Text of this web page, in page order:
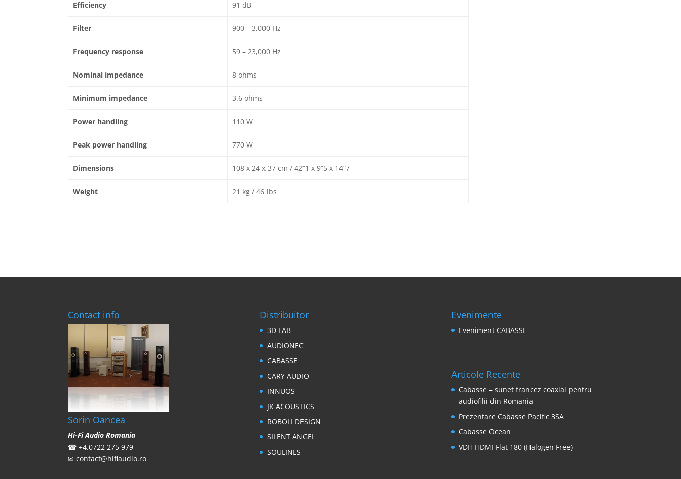
Efficiency 91 dB
Filter 900 – 3,000 Hz
Frequency response 59 – 23,000 Hz
Nominal impedance 8 ohms
Minimum impedance 3.6 ohms
Power handling 110 W
Peak power handling 770 W
Dimensions 108 x 24 x 37 cm / 42“1 x 9“5 x 14“7
Weight 21 kg / 46 lbs
Contact info
Sorin Oancea
Hi-Fi Audio Romania
☎+4.0722 275 979
✉contact@hifiaudio.ro
Distribuitor
3D LAB
AUDIONEC
CABASSE
CARY AUDIO
INNUOS
JK ACOUSTICS
ROBOLI DESIGN
SILENT ANGEL
SOULINES
Evenimente
Eveniment CABASSE
Articole Recente
Cabasse – sunet francez coaxial pentru
audiofilii din Romania
Prezentare Cabasse Pacific 3SA
Cabasse Ocean
VDH HDMI Flat 180 (Halogen Free)